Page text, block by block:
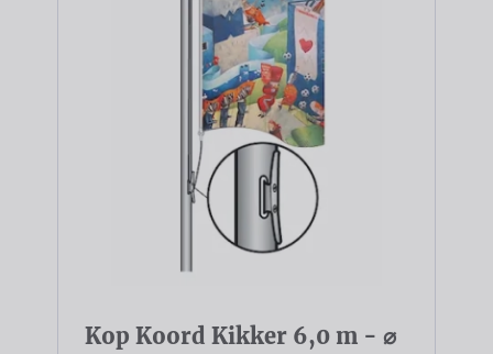
Kop Koord Kikker 6,0 m - ⌀